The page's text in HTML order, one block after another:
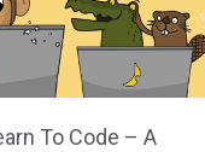
To Code – A